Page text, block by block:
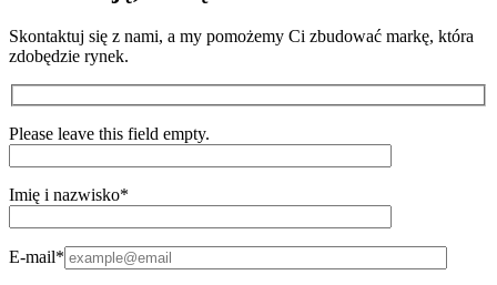
Skontaktuj się z nami, a my pomożemy Ci zbudować markę, która
zdobędzie rynek.
Please leave this field empty.
Imię i nazwisko*
E-mail*